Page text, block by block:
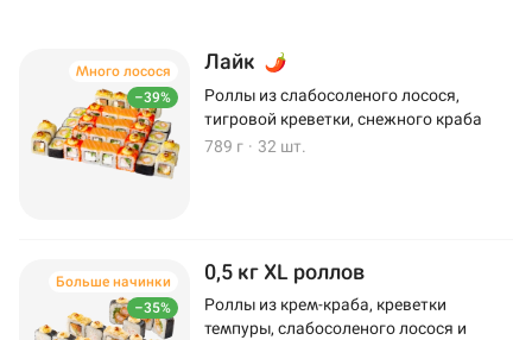
–39%
Много лосося Лайк
Роллы из слабосоленого лосося,
тигровой креветки, снежного краба
789 г · 32 шт.
–35%
Больше начинки 0,5 кг XL роллов
Роллы из крем-краба, креветки
темпуры, слабосоленого лосося и